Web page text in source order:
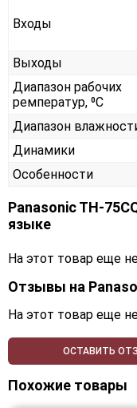
Входы
Выходы
Диапазон рабочих
ремператур, ⁰С
Диапазон
Динамики
Особенности
Panasonic TH-
языке
На этот товар еще
Отзывы на
На этот товар еще
ОСТАВИТЬ
Похожие товары